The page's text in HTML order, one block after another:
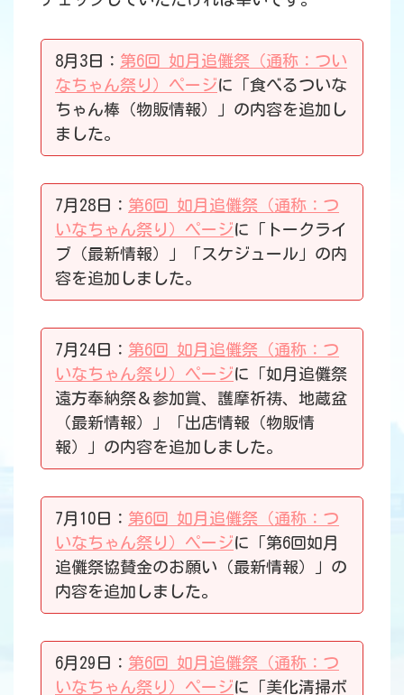
8月3日： 第6回 如月追儺祭（通称：つい
なちゃん祭り）ページに「食べるついな
ちゃん棒（物販情報）」の内容を追加し
ました。
7月28日： 第6回 如月追儺祭（通称：つ
いなちゃん祭り）ページに「トークライ
ブ（最新情報）」「スケジュール」の内
容を追加しました。
7月24日： 第6回 如月追儺祭（通称：つ
いなちゃん祭り）ページに「如月追儺祭
遠方奉納祭＆参加賞、護摩祈祷、地蔵盆
（最新情報）」「出店情報（物販情
報）」の内容を追加しました。
7月10日： 第6回 如月追儺祭（通称：つ
いなちゃん祭り）ページに「第6回如月
追儺祭協賛金のお願い（最新情報）」の
内容を追加しました。
6月29日： 第6回 如月追儺祭（通称：つ
いなちゃん祭り）ページに「美化清掃ボ